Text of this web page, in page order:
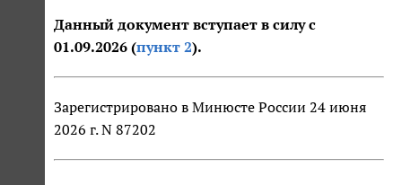
Данный документ вступает в силу с
01.09.2026 (пункт 2).
Зарегистрировано в Минюсте России 24 июня
2026 г. N 87202